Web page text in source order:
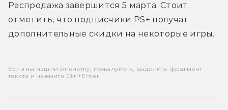
Распродажа завершится 5 марта. Стоит
отметить, что подписчики PS+ получат
дополнительные скидки на некоторые игры.
Если вы нашли опечатку, пожалуйста, выделите фрагмент
текста и нажмите Ctrl+Enter.